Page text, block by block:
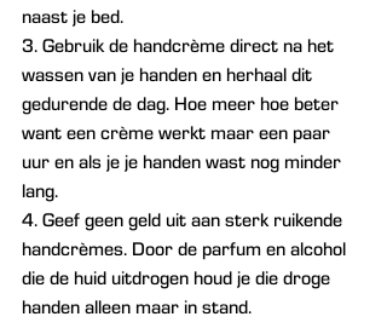
naast je bed.
3. Gebruik de handcrème direct na het
wassen van je handen en herhaal dit
gedurende de dag. Hoe meer hoe beter
want een crème werkt maar een paar
uur en als je je handen wast nog minder
lang.
4. Geef geen geld uit aan sterk ruikende
handcrèmes. Door de parfum en alcohol
die de huid uitdrogen houd je die droge
handen alleen maar in stand.